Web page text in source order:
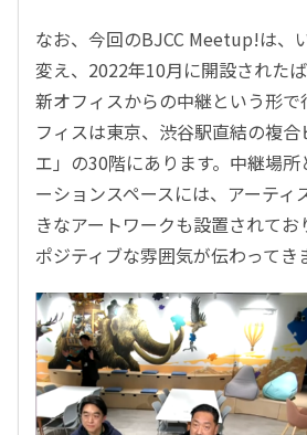
なお、今回のBJCC Meetup!は、
変え、2022年10月に開設された
新オフィスからの中継という形
フィスは東京、渋谷駅直結の複合
エ」の30階にあります。中継場
ーションスペースには、アーティ
きなアートワークも設置されて
ポジティブな雰囲気が伝わってき